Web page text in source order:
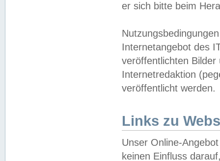
er sich bitte beim
Internetangebot des
veröffentlichten
Internetredaktion
veröffentlicht werden.
Links zu
Unser Online-
keinen Einfluss